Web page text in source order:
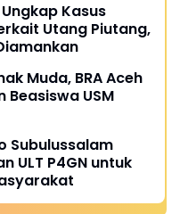
Kasus
Utang Piutang,
Muda, BRA Aceh
Beasiswa USM
Subulussalam
ULT P4GN untuk